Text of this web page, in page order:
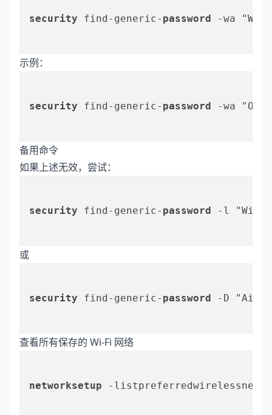
security find-generic- password -wa "WiFi
示例：
security find-generic- password -wa
备用命令
如果上述无效，尝试：
security find-generic- password -l "WiFi
或
security find-generic- password -D
查看所有保存的 Wi-Fi 网络
networksetup -